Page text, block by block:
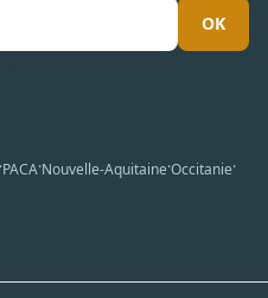
OK
·PACA·Nouvelle-Aquitaine·Occitanie·